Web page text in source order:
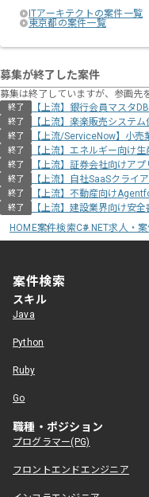
ITアーキテクトの案件一覧
東京都の案件一覧
募集が終了した案件
募集は終了していますが、参画先
終了 【上流】銀行会員マスタ
終了 【上流】楽楽販売システム
終了 【上流/ServiceNow】小
終了 【上流】エネルギー向け
終了 【上流】証券会社向けア
終了 【上流】自社SaaSクライ
終了 【上流】不動産向け
終了
【上流】建設業界向け安
HOME案件検索C#.NET求人・
案件検索
スキル
Java
Python
Ruby
Go
職種・ポジション
プログラマー(PG)
フロントエンドエンジニア